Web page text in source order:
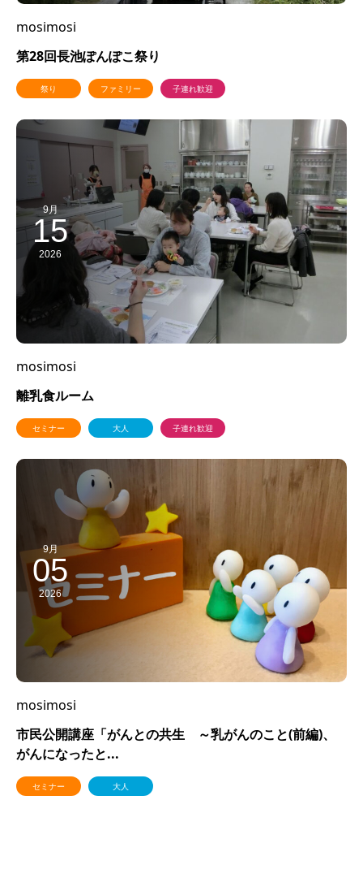
mosimosi
第28回長池ぽんぽこ祭り
祭り ファミリー 子連れ歓迎
9月
15
2026
mosimosi
離乳食ルーム
セミナー 大人 子連れ歓迎
9月
05
2026
mosimosi
市民公開講座「がんとの共生 ～乳がんのこと(前編)、
がんになったと...
セミナー 大人